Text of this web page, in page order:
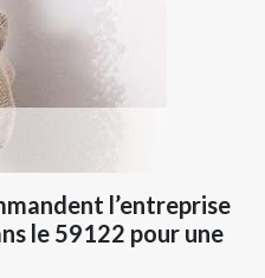
l’entreprise
le 59122 pour une